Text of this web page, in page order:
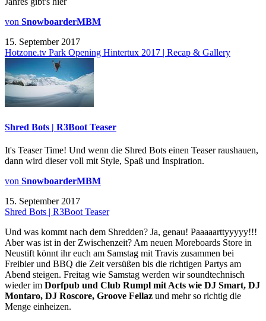
von SnowboarderMBM
15. September 2017
Hotzone.tv Park Opening Hintertux 2017 | Recap & Gallery
Shred Bots | R3Boot Teaser
It's Teaser Time! Und wenn die Shred Bots einen Teaser raushauen,
dann wird dieser voll mit Style, Spaß und Inspiration.
von SnowboarderMBM
15. September 2017
Shred Bots | R3Boot Teaser
Und was kommt nach dem Shredden? Ja, genau! Paaaaarttyyyyy!!!
Aber was ist in der Zwischenzeit? Am neuen Moreboards Store in
Neustift könnt ihr euch am Samstag mit Travis zusammen bei
Freibier und BBQ die Zeit versüßen bis die richtigen Partys am
Abend steigen. Freitag wie Samstag werden wir soundtechnisch
wieder im Dorfpub und Club Rumpl mit Acts wie DJ Smart, DJ
Montaro, DJ Roscore, Groove Fellaz und mehr so richtig die
Menge einheizen.